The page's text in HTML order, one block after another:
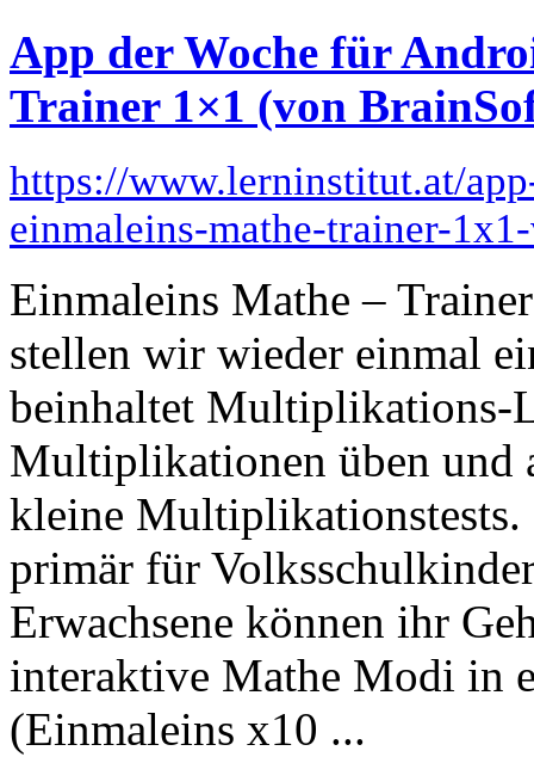
App der Woche für
Trainer 1×1 (von
https://www.lerninstitut.at/
einmaleins-mathe-trainer-
Einmaleins Mathe –
stellen wir wieder einmal
beinhaltet Multiplikations-
Multiplikationen üben und
kleine
primär für
Erwachsene können ihr
interaktive Mathe Modi in
(Einmaleins x10 ...